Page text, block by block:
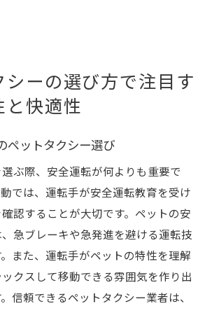
シーの選び方で注目す
と快適性
ペットタクシー選び
ぶ際、安全運転が何よりも重要で
では、運転手が安全運転教育を受け
認することが大切です。ペットの安
急ブレーキや急発進を避ける運転技
また、運転手がペットの特性を理解
クスして移動できる雰囲気を作り出
信頼できるペットタクシー業者は、